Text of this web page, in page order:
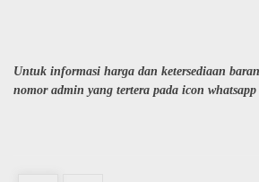
Untuk informasi harga dan ketersediaan
nomor admin yang tertera pada icon whatsapp